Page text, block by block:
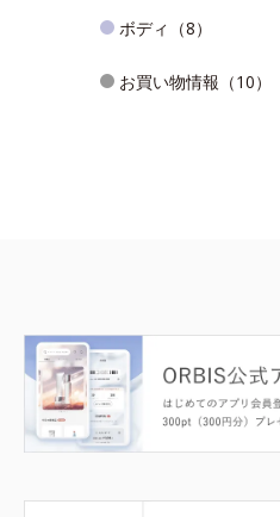
ボディ（8）
お買い物情報（10）